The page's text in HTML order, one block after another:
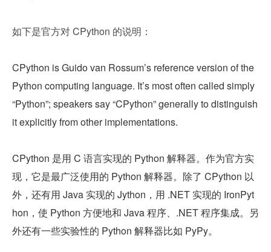
如下是官方对 CPython 的说明：
CPython is Guido van Rossum’s reference version of the
Python computing language. It’s most often called simply
“Python”; speakers say “CPython” generally to distinguish
it explicitly from other implementations.
CPython 是用 C 语言实现的 Python 解释器。作为官方实
现，它是最广泛使用的 Python 解释器。除了 CPython 以
外，还有用 Java 实现的 Jython，用 .NET 实现的 IronPyt
hon，使 Python 方便地和 Java 程序、.NET 程序集成。另
外还有一些实验性的 Python 解释器比如 PyPy。